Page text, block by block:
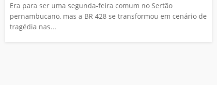
Era para ser uma segunda-feira comum no Sertão
pernambucano, mas a BR 428 se transformou em cenário de
tragédia nas...